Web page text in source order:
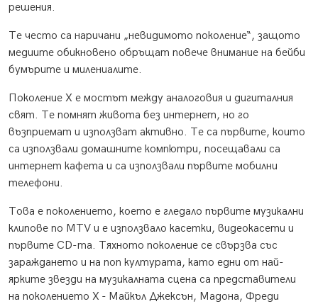
решения.
Те често са наричани „невидимото поколение“, защото
медиите обикновено обръщат повече внимание на бейби
бумърите и милениалите.
Поколение X е мостът между аналоговия и дигиталния
свят. Те помнят живота без интернет, но го
възприемат и използват активно. Те са първите, които
са използвали домашните компютри, посещавали са
интернет кафета и са използвали първите мобилни
телефони.
Това е поколението, което е гледало първите музикални
клипове по MTV и е използвало касетки, видеокасети и
първите CD-та. Тяхното поколение се свързва със
зараждането и на поп културата, като едни от най-
ярките звезди на музикалната сцена са представители
на поколението X - Майкъл Джексън, Мадона, Фреди